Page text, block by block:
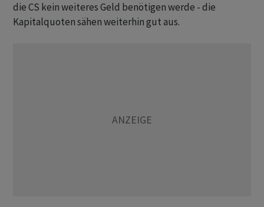
die CS kein weiteres Geld benötigen werde - die
Kapitalquoten sähen weiterhin gut aus.